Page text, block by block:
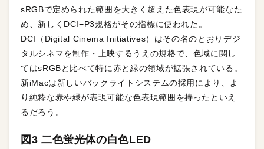
sRGBで定められた範囲を大きく超えた色表現が可能なた
め、新しくDCI−P3規格がその指標に使われた。
DCI（Digital Cinema Initiatives）はその名のとおりデジ
タルシネマを制作・上映するうえの規格で、色域に関し
てはsRGBと比べて特に赤と緑の領域が拡張されている。
新iMacは新しいバックライトシステムの採用により、よ
り純粋な赤や緑が表現可能な色表現範囲を持ったといえ
るだろう。
図3 二色蛍光体の白色LED